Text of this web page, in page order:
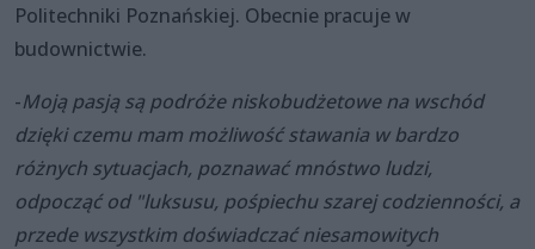
Politechniki Poznańskiej. Obecnie pracuje w
budownictwie.
-Moją pasją są podróże niskobudżetowe na wschód
dzięki czemu mam możliwość stawania w bardzo
różnych sytuacjach, poznawać mnóstwo ludzi,
odpocząć od "luksusu, pośpiechu szarej codzienności, a
przede wszystkim doświadczać niesamowitych